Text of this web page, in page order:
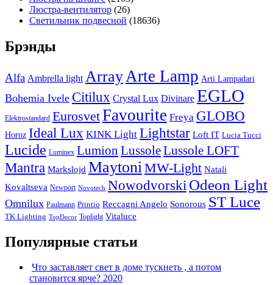
Люстра-вентилятор (26)
Светильник подвесной (18636)
Брэнды
Alfa Ambrella light Array Arte Lamp Arti Lampadari
Bohemia Ivele Citilux Crystal Lux Divinare EGLO
Elektrostandard EurosvetFavourite Freya GLOBO
Horoz Ideal Lux KINK Light Lightstar Loft IT Lucia Tucci
Lucide Luminex Lumion LussoleLussole LOFT
Mantra Markslojd Maytoni MW-Light Natali
Kovaltseva Newport Novotech Nowodvorski Odeon Light
Omnilux Paulmann Printio Reccagni Angelo Sonorous ST Luce
TK Lighting TopDecor Toplight Vitaluce
Популярные статьи
Что заставляет свет в доме тускнеть , а потом
становится ярче? 2020